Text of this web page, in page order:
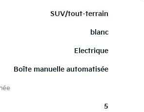
SUV/tout-terrain
blanc
Electrique
Boîte manuelle automatisée
5